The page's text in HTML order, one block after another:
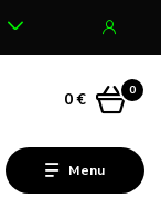
Menu
0
0 €